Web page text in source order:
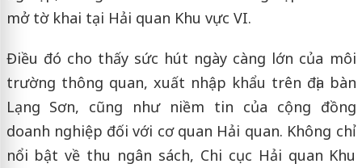
mở tờ khai tại Hải quan Khu vực VI.
Điều đó cho thấy sức hút ngày càng lớn của môi
trường thông quan, xuất nhập khẩu trên địa bàn
Lạng Sơn, cũng như niềm tin của cộng đồng
doanh nghiệp đối với cơ quan Hải quan. Không chỉ
nổi bật về thu ngân sách, Chi cục Hải quan Khu